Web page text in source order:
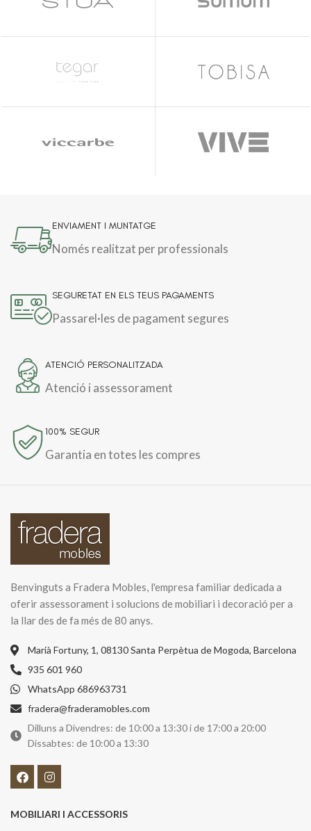
ENVIAMENT I MUNTATGE
Només realitzat per professionals
SEGURETAT EN ELS TEUS PAGAMENTS
Passarel·les de pagament segures
ATENCIÓ PERSONALITZADA
Atenció i assessorament
100% SEGUR
Garantia en totes les compres
Benvinguts a Fradera Mobles, l'empresa familiar dedicada a
oferir assessorament i solucions de mobiliari i decoració per a
la llar des de fa més de 80 anys.
Marià Fortuny, 1, 08130 Santa Perpètua de Mogoda, Barcelona
935 601 960
WhatsApp 686963731
fradera@fraderamobles.com
Dilluns a Divendres: de 10:00 a 13:30 i de 17:00 a 20:00
Dissabtes: de 10:00 a 13:30
MOBILIARI I ACCESSORIS